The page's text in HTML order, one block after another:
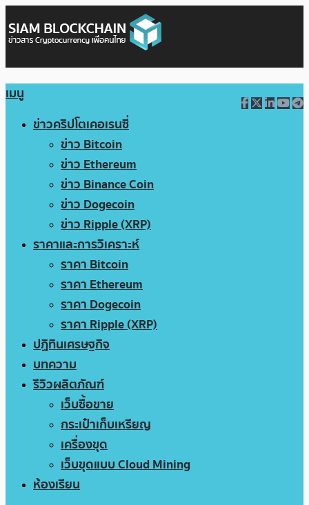
เมนู
ข่าวคริปโตเคอเรนซี่
ข่าว Bitcoin
ข่าว Ethereum
ข่าว Binance Coin
ข่าว Dogecoin
ข่าว Ripple (XRP)
ราคาและการวิเคราะห์
ราคา Bitcoin
ราคา Ethereum
ราคา Dogecoin
ราคา Ripple (XRP)
ปฏิทินเศรษฐกิจ
บทความ
รีวิวผลิตภัณฑ์
เว็บซื้อขาย
กระเป๋าเก็บเหรียญ
เครื่องขุด
เว็บขุดแบบ Cloud Mining
ห้องเรียน